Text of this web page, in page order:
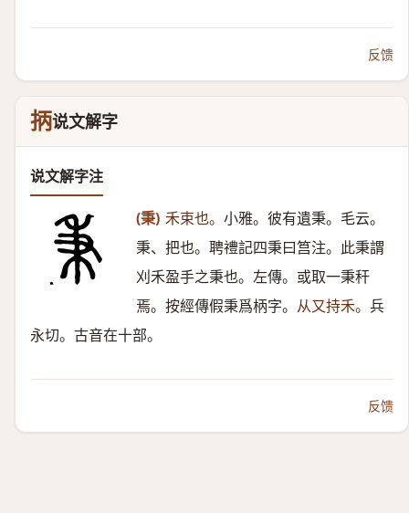
反馈
抦说文解字
说文解字注
(秉) 禾束也。 小雅。彼有遺秉。毛云。
秉、把也。聘禮記四秉曰筥注。此秉謂
刈禾盈手之秉也。左傳。或取一秉秆
焉。按經傳假秉爲柄字。 从又持禾。 兵
永切。古音在十部。
反馈